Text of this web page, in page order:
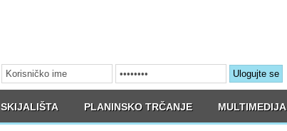
Ulogujte se
SKIJALIŠTA PLANINSKO TRČANJE MULTIMEDIJA